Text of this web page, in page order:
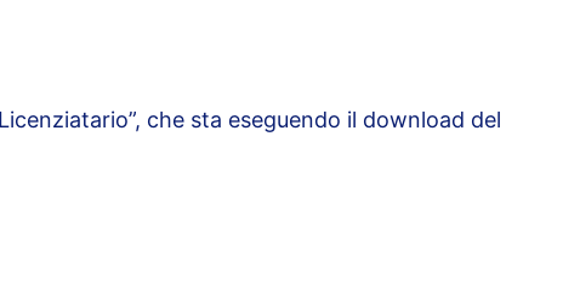
che sta eseguendo il download del